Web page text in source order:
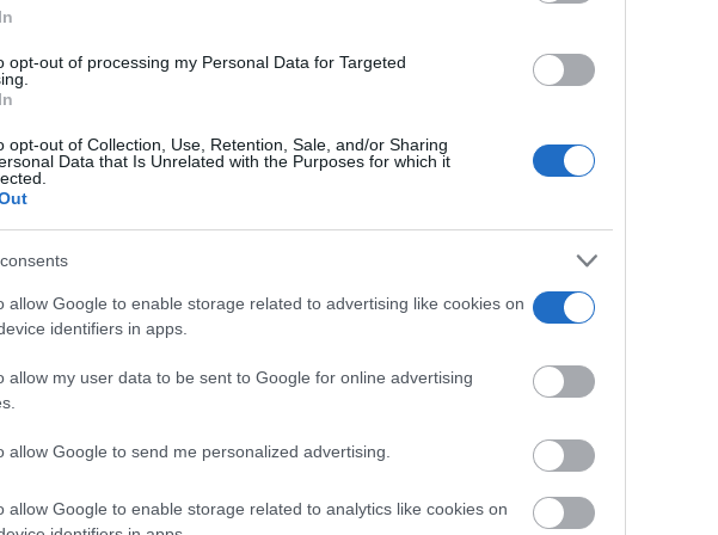
opt-out of processing my Personal Data for Targeted
opt-out of Collection, Use, Retention, Sale, and/or Sharing
Data that Is Unrelated with the Purposes for which it
allow Google to enable storage related to advertising like cookies on
identifiers in apps.
allow my user data to be sent to Google for online advertising
allow Google to send me personalized advertising.
allow Google to enable storage related to analytics like cookies on
este martes, 4 de agosto de 2026, una jornada marcada por los
afronta un lunes de contrastes:
las temperaturas, pero persiste el
en varias zonas
- 03/08/2026
de este lunes, 3 de agosto de 2026, estará marcada en España por
meteorológicos. La Agencia Estatal de Meteorología
sufrirá un domingo de calor intenso
fuertes en el nordeste
atmosférica dominará este domingo, 2 de agosto de 2026, en